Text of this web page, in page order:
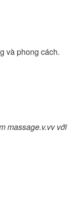
và phong cách.
massage.v.vv